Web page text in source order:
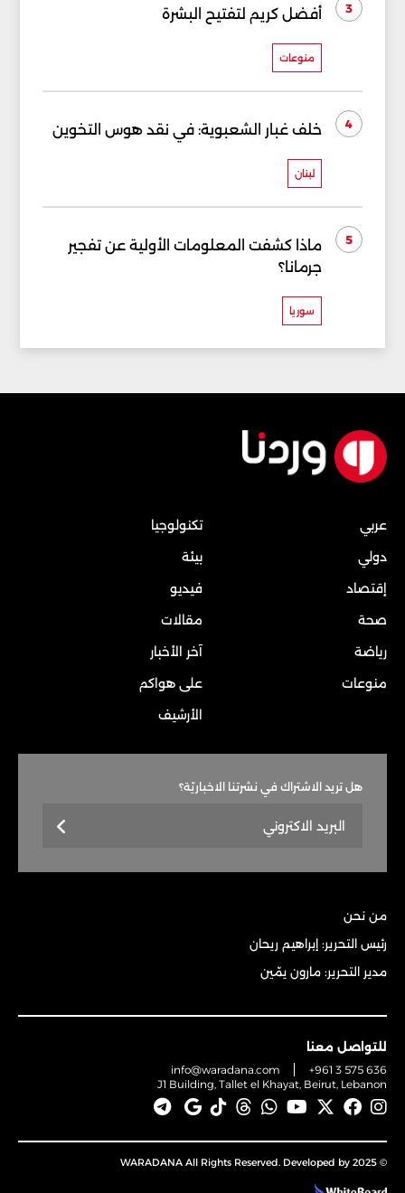
3 أفضل كريم لتفتيح البشرة
منوعات
4 خلف غبار الشعبوية: في نقد هوس التخوين
لبنان
5
ماذا كشفت المعلومات الأولية عن تفجير
جرمانا؟
سوريا
عربي
دولي
إقتصاد
صحة
رياضة
منوعات
تكنولوجيا
بيئة
فيديو
مقالات
آخر الأخبار
على هواكم
الأرشيف
هل تريد الاشتراك في نشرتنا الاخباريّة؟
من نحن
رئيس التحرير: إبراهيم ريحان
مدير التحرير: مارون يمّين
للتواصل معنا
info@waradana.com
+961 3 575 636
J1 Building, Tallet el Khayat, Beirut, Lebanon
© 2025 WARADANA All Rights Reserved. Developed by